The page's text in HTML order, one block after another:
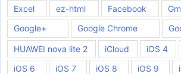
Excel
ez-html Facebook
Google+
Google Chrome
HUAWEI nova lite 2 iCloud iOS 4
iOS 6
iOS 7 iOS 8 iOS 9